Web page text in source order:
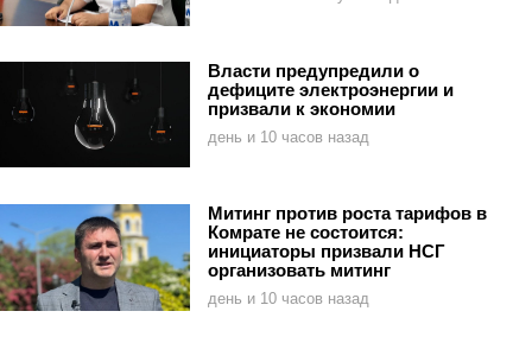
Власти предупредили о
дефиците электроэнергии и
призвали к экономии
день и 10 часов назад
Митинг против роста тарифов в
Комрате не состоится:
инициаторы призвали НСГ
организовать митинг
день и 10 часов назад